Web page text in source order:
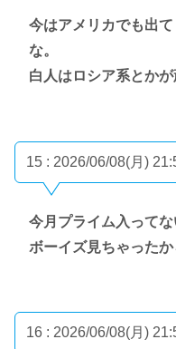
今はアメリカでも出
な。
白人はロシア系とか
15 : 2026/06/08(月)
今月プライム入ってな
ボーイズ見ちゃったか
16 : 2026/06/08(月)